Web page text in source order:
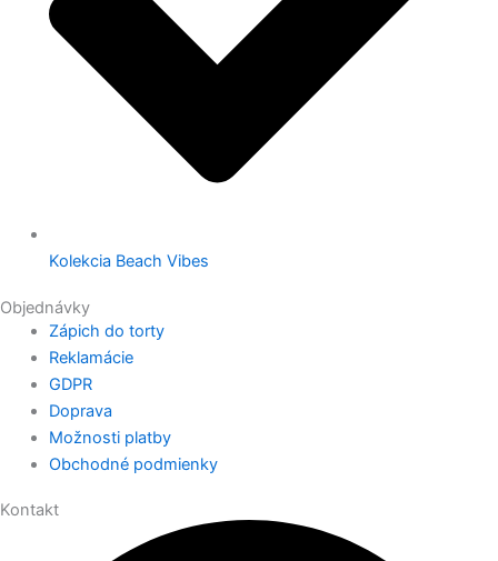
Kolekcia Beach Vibes
Objednávky
Zápich do torty
Reklamácie
GDPR
Doprava
Možnosti platby
Obchodné podmienky
Kontakt